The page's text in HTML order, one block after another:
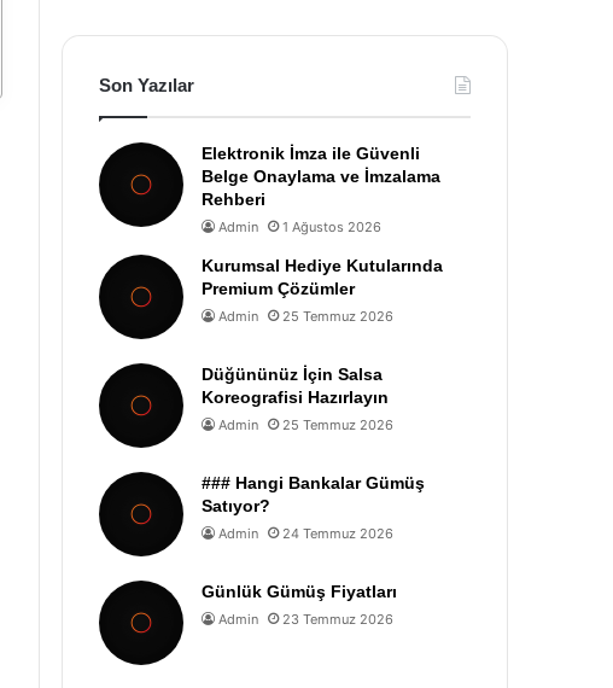
Son Yazılar
Elektronik İmza ile Güvenli
Belge Onaylama ve İmzalama
Rehberi
Admin 1 Ağustos 2026
Kurumsal Hediye Kutularında
Premium Çözümler
Admin 25 Temmuz 2026
Düğününüz İçin Salsa
Koreografisi Hazırlayın
Admin 25 Temmuz 2026
### Hangi Bankalar Gümüş
Satıyor?
Admin 24 Temmuz 2026
Günlük Gümüş Fiyatları
Admin 23 Temmuz 2026